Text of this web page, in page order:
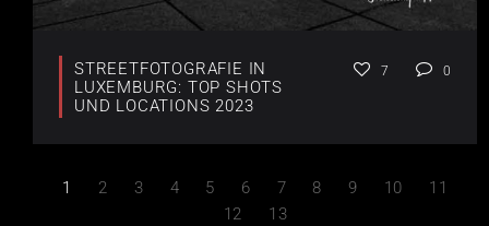
STREETFOTOGRAFIE IN
LUXEMBURG: TOP SHOTS
UND LOCATIONS 2023
7 0
1 2 3 4 5 6 7 8 9 10
11
12
13